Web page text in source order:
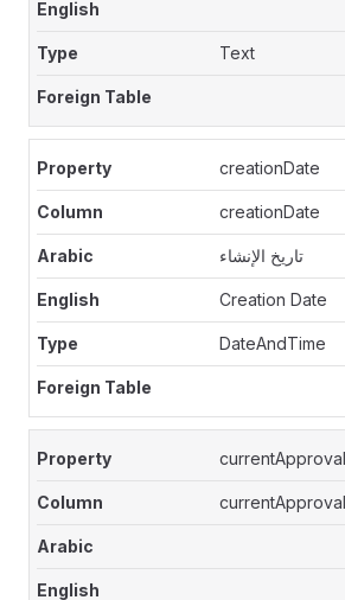
Text
creationDate
creationDate
تاريخ الإنشاء
Creation Date
DateAndTime